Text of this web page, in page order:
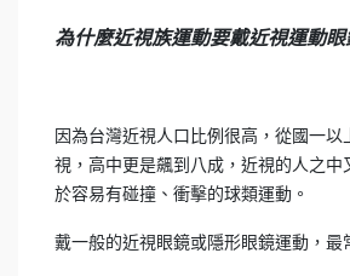
為什麼近視族運動要戴近視運動眼
因為台灣近視人口比例很高，從國一以
視，高中更是飆到八成，近視的人之中
於容易有碰撞、衝擊的球類運動。
戴一般的近視眼鏡或隱形眼鏡運動，最